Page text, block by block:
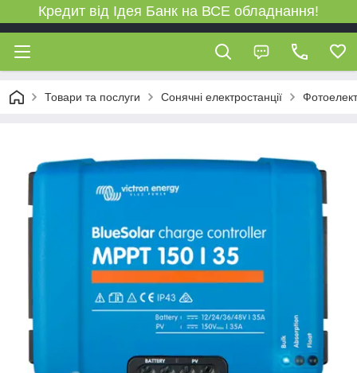
Кредит від Ідея Банк на ВСЕ обладнання!
Товари та послуги Сонячні електростанції